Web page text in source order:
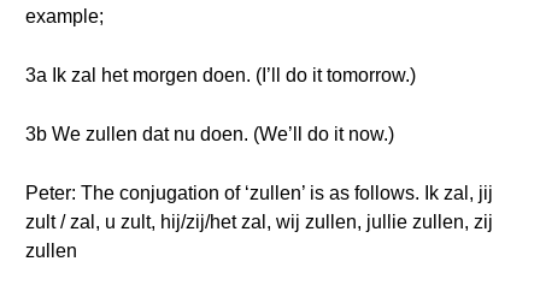
example;
3a Ik zal het morgen doen. (I’ll do it tomorrow.)
3b We zullen dat nu doen. (We’ll do it now.)
Peter: The conjugation of ‘zullen’ is as follows. Ik zal, jij
zult / zal, u zult, hij/zij/het zal, wij zullen, jullie zullen, zij
zullen